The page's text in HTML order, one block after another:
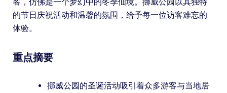
的节日庆祝活动和温馨的氛围，给予每一位访客难忘的
体验。
重点摘要
挪威公园的圣诞活动吸引着众多游客与当地居